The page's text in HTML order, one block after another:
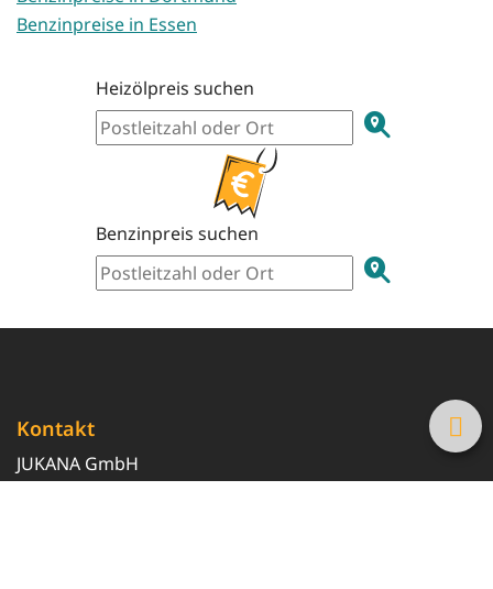
Benzinpreise in Essen
Heizölpreis suchen
Benzinpreis suchen
Kontakt
JUKANA GmbH